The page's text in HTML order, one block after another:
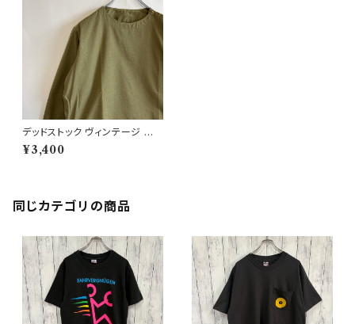
デッドストック ヴィンテージ 古
着 ルーマニア軍 スリーピングシ
ャツ プルオーバー ビンテージ
¥3,400
同じカテゴリの商品